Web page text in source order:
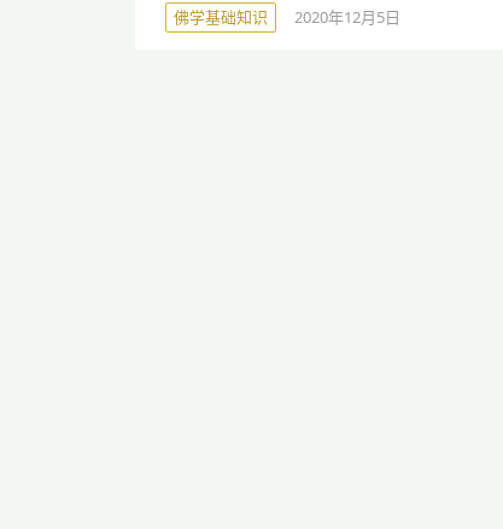
佛学基础知识 2020年12月5日